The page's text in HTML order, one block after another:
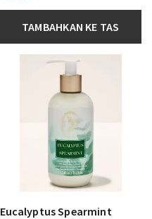
TAMBAHKAN KE TAS
Eucalyptus Spearmint